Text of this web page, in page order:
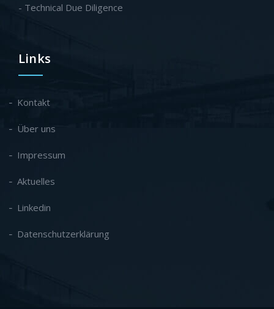
- Technical Due Diligence
Links
Kontakt
Über uns
Impressum
Aktuelles
Linkedin
Datenschutzerklärung